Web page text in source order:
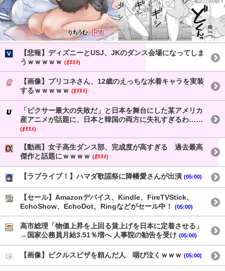
【悲報】ディズニーとUSJ、JKのダンス会場になってしま
うｗｗｗｗｗ (ｵﾇﾇﾒ)
【画像】プリコネさん、12歳のえっちな水着キャラを実装
するｗｗｗｗｗ (ｵﾇﾇﾒ)
「ピクサー最大の失敗だ」と日本を舞台にした某アメリカ
産アニメが話題に、日本と韓国の両方に失礼すぎるわ……
(ｵﾇﾇﾒ)
【動画】女子高生ダンス部、完成度が高すぎる 過去最高
傑作と話題にｗｗｗｗ (ｵﾇﾇﾒ)
【ラブライブ！】ハマダ歌謡祭に降幡愛さんが出演 (05:00)
【セール】Amazonデバイス、Kindle、FireTVStick、
EchoShow、EchoDot、Ringなどがセール中！
(05:00)
高市総理「物価上昇を上回る賃上げを日本に定着させる」
→国家公務員月給3.51％増へ 人事院の勧告を受け (05:00)
【画像】ピクルスピザを頼んだ人 咽び泣くｗｗｗ (05:00)